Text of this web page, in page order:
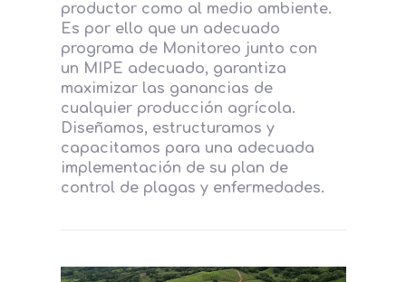
productor como al medio ambiente.
Es por ello que un adecuado
programa de Monitoreo junto con
un MIPE adecuado, garantiza
maximizar las ganancias de
cualquier producción agrícola.
Diseñamos, estructuramos y
capacitamos para una adecuada
implementación de su plan de
control de plagas y enfermedades.